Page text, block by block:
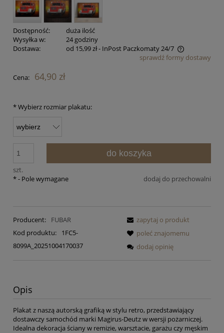
Dostępność:
duża ilość
Wysyłka w:
24 godziny
Dostawa:
od 15,99 zł- InPost Paczkomaty 24/7
Cena nie zawiera ewentualnych kosztów płatnościsprawdź formy dostawy
Cena: 64,90 zł
*Wybierz rozmiar plakatu:
szt.
do koszyka
dodaj do przechowalni
*- Pole wymagane
Producent:
FUBAR
Kod produktu:
1FC5-
8099A_20251004170037
zapytaj o produkt
poleć znajomemu
dodaj opinię
Opis
Plakat z naszą autorską grafiką w stylu retro, przedstawiający
dostawczy samochód marki Magirus-Deutz w wersji pożarniczej.
Idealna dekoracja ściany w remizie, warsztacie, garażu czy męskim